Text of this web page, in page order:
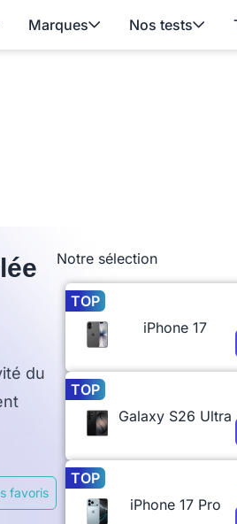
Marques Nos tests
du
favoris
Notre sélection
TOP
iPhone 17
TOP
Galaxy S26 Ultra
TOP
iPhone 17 Pro